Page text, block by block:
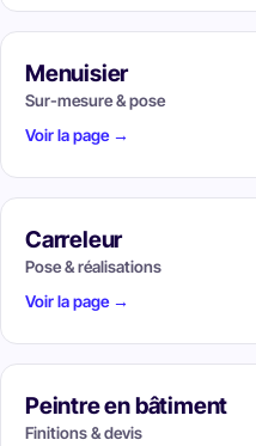
Menuisier
Sur-mesure & pose
Voir la page →
Carreleur
Pose & réalisations
Voir la page →
Peintre en bâtiment
Finitions & devis